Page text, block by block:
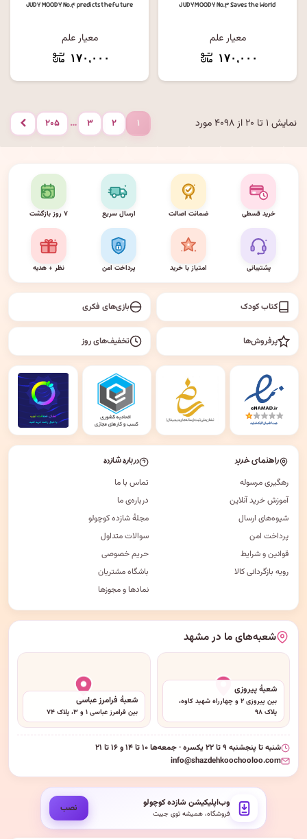
JUDY MOODY No.۳ Saves the World
معیار علم
۱۷۰,۰۰۰
JUDY MOODY No.۴ predicts the future
معیار علم
۱۷۰,۰۰۰
نمایش ۱ تا ۲۰ از ۴۰۹۸ مورد ۱ ۲ ۳ … ۲۰۵ بعدی
خرید قسطی ضمانت اصالت ارسال سریع ۷ روز بازگشت
پشتیبانی امتیاز با خرید پرداخت امن نظر + هدیه
کتاب کودک بازی‌های فکری
پرفروش‌ها تخفیف‌های روز
راهنمای خرید
رهگیری مرسوله
آموزش خرید آنلاین
شیوه‌های ارسال
پرداخت امن
قوانین و شرایط
رویه بازگردانی کالا
درباره شازده
تماس با ما
درباره‌ی ما
مجلهٔ شازده کوچولو
سوالات متداول
حریم خصوصی
باشگاه مشتریان
نمادها و مجوزها
شعبه‌های ما در مشهد
شعبهٔ پیروزی
بین پیروزی ۲ و چهارراه شهید کاوه،
پلاک ۹۸
شعبهٔ فرامرز عباسی
بین فرامرز عباسی ۱ و ۳، پلاک ۷۴
شنبه تا پنجشنبه ۹ تا ۲۲ یکسره · جمعه‌ها ۱۰ تا ۱۴ و ۱۶ تا ۲۱
info@shazdehkoochooloo.com
وب‌اپلیکیشن شازده کوچولو
فروشگاه، همیشه توی جیبت نصب